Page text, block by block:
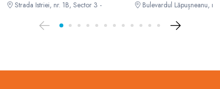
Strada Istriei, nr. 1B, Sector 3 - Bulevardul Lăpușneanu,